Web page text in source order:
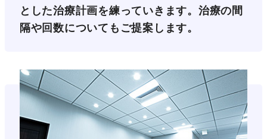
とした治療計画を練っていきます。治療の間
隔や回数についてもご提案します。